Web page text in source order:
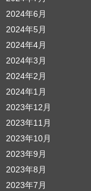
2024年6月
2024年5月
2024年4月
2024年3月
2024年2月
2024年1月
2023年12月
2023年11月
2023年10月
2023年9月
2023年8月
2023年7月